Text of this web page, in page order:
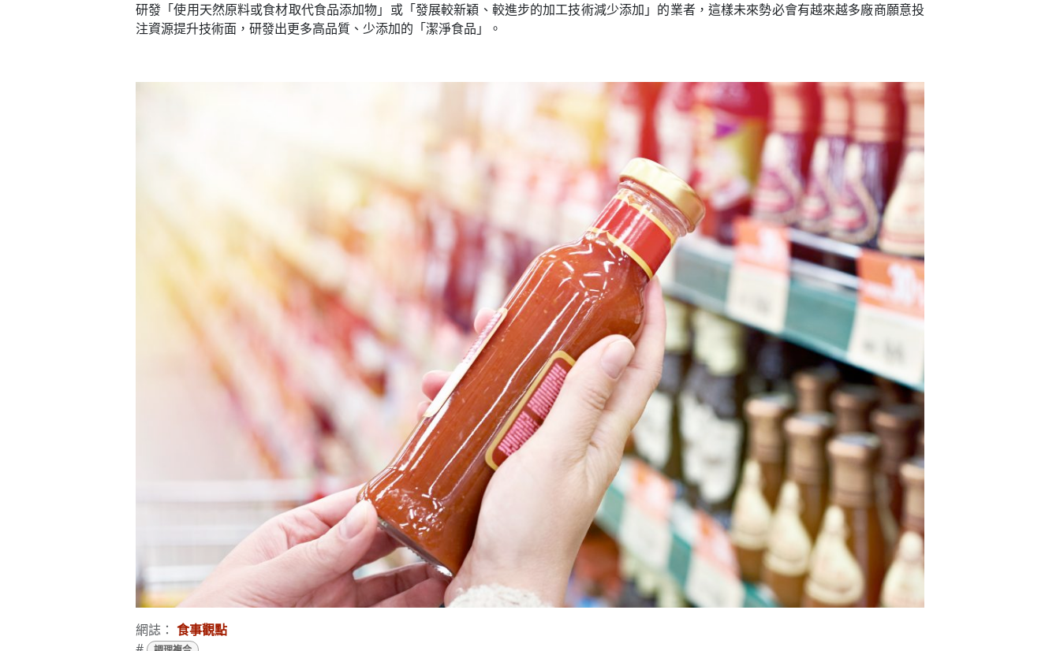
研發「使用天然原料或食材取代食品添加物」或「發展較新穎、較進步的加工技術減少添加」的業者，這樣未來勢必會有越來越多廠商願意投
注資源提升技術面，研發出更多高品質、少添加的「潔淨食品」。
網誌： 食事觀點